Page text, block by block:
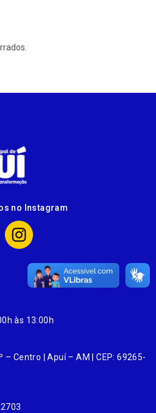
no Instagram
às 13:00h
– Centro | Apuí – AM | CEP: 69265-